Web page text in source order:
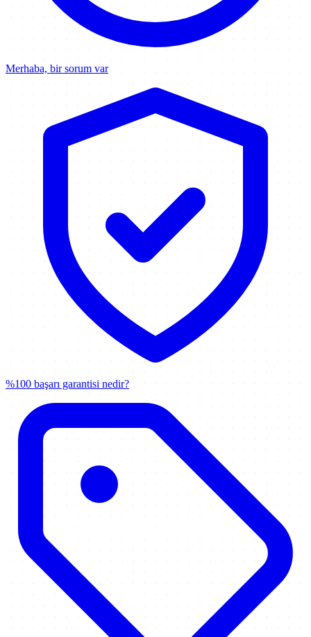
Merhaba, bir sorum var
%100 başarı garantisi nedir?